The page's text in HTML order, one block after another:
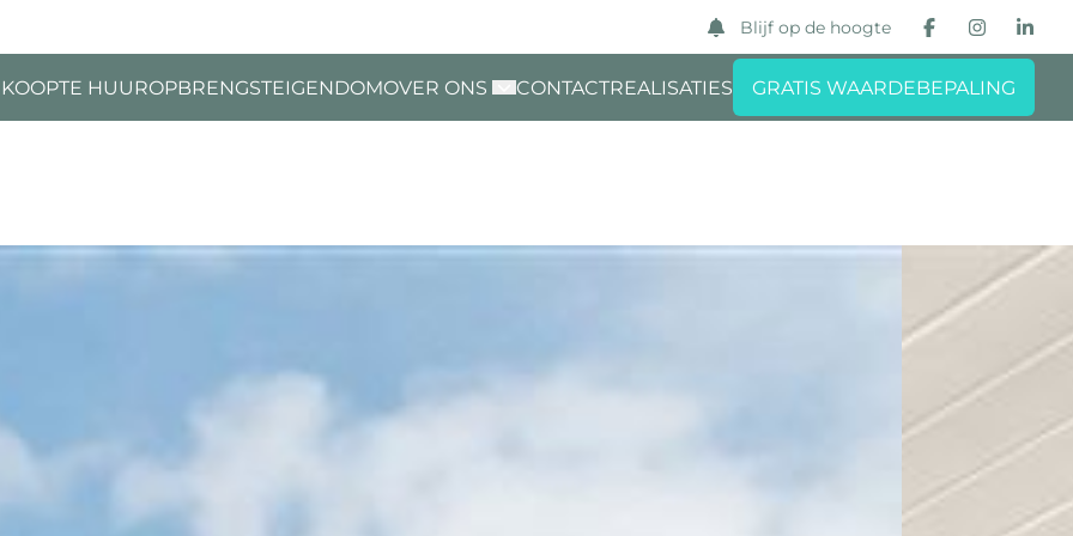
Blijf op de hoogte
TE HUUROPBRENGSTEIGENDOMOVER ONS CONTACTREALISATIES GRATIS WAARDEBEPALING